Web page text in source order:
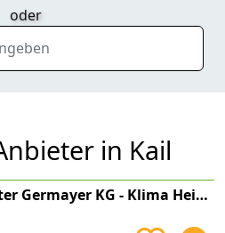
oder
in Kail
Hans-Günter Germayer KG - Klima Heizung Sanitär